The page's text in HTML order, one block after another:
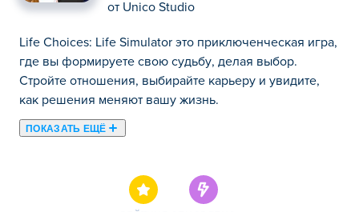
от Unico Studio
Life Choices: Life Simulator это приключенческая игра,
где вы формируете свою судьбу, делая выбор.
Стройте отношения, выбирайте карьеру и увидите,
как решения меняют вашу жизнь.
ПОКАЗАТЬ ЕЩЁ
формировать судьбы и влиять на результаты! В
стремлении возродить свой родной город вам нужно